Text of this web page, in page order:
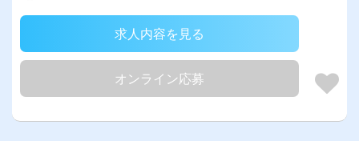
求人内容を見る
オンライン応募